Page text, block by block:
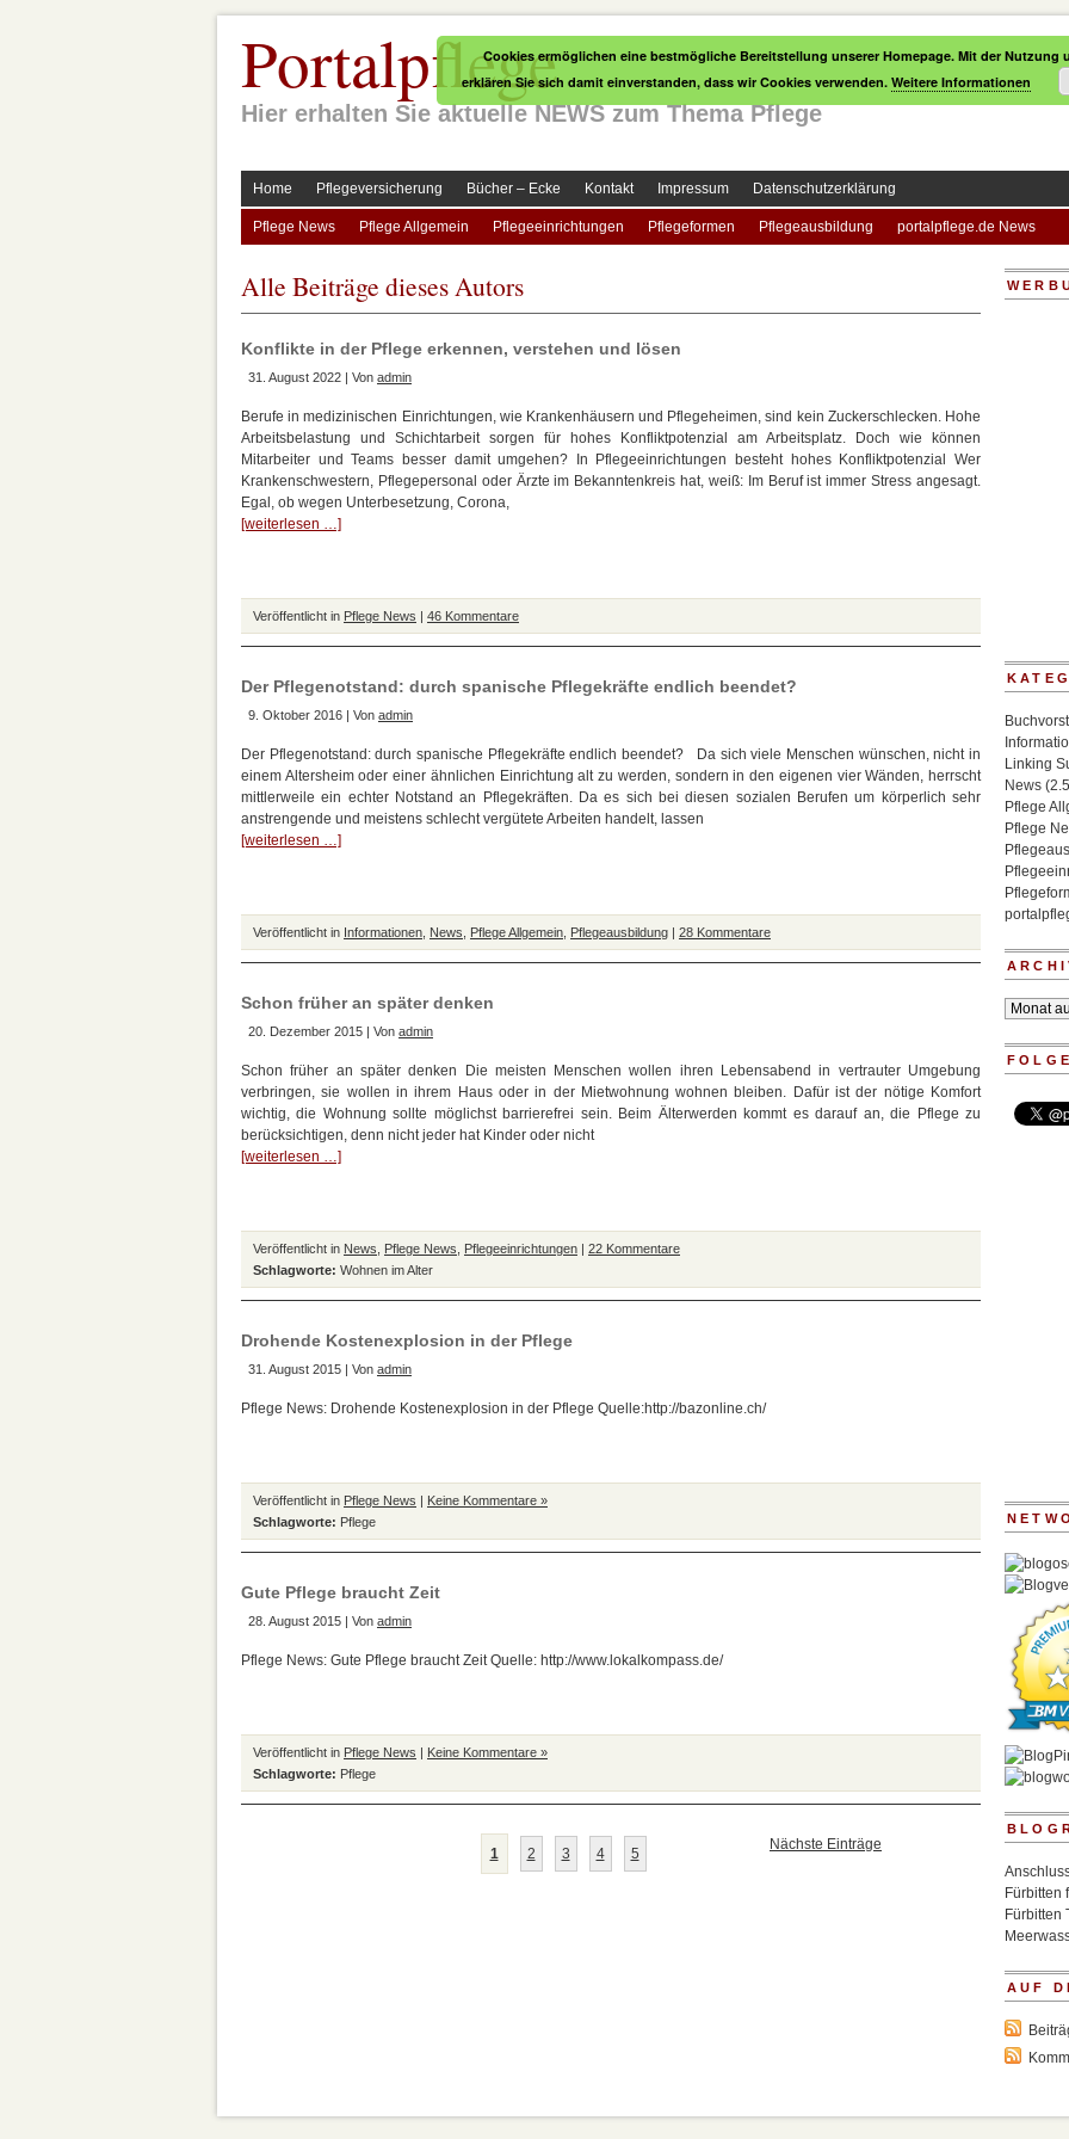
Portalpflege
Hier erhalten Sie aktuelle NEWS zum Thema Pflege
Home Pflegeversicherung Bücher – Ecke Kontakt Impressum Datenschutzerklärung
Pflege News Pflege Allgemein Pflegeeinrichtungen Pflegeformen Pflegeausbildung portalpflege.de News
Alle Beiträge dieses Autors
Konflikte in der Pflege erkennen, verstehen und lösen
31. August 2022 | Von admin
Berufe in medizinischen Einrichtungen, wie Krankenhäusern und Pflegeheimen, sind kein Zuckerschlecken. Hohe
Arbeitsbelastung und Schichtarbeit sorgen für hohes Konfliktpotenzial am Arbeitsplatz. Doch wie können
Mitarbeiter und Teams besser damit umgehen? In Pflegeeinrichtungen besteht hohes Konfliktpotenzial Wer
Krankenschwestern, Pflegepersonal oder Ärzte im Bekanntenkreis hat, weiß: Im Beruf ist immer Stress angesagt.
Egal, ob wegen Unterbesetzung, Corona,
[weiterlesen …]
Veröffentlicht in Pflege News | 46 Kommentare
Der Pflegenotstand: durch spanische Pflegekräfte endlich beendet?
9. Oktober 2016 | Von admin
Der Pflegenotstand: durch spanische Pflegekräfte endlich beendet? Da sich viele Menschen wünschen, nicht in
einem Altersheim oder einer ähnlichen Einrichtung alt zu werden, sondern in den eigenen vier Wänden, herrscht
mittlerweile ein echter Notstand an Pflegekräften. Da es sich bei diesen sozialen Berufen um körperlich sehr
anstrengende und meistens schlecht vergütete Arbeiten handelt, lassen
[weiterlesen …]
Veröffentlicht in Informationen News Pflege Allgemein Pflegeausbildung | 28 Kommentare
Schon früher an später denken
20. Dezember 2015 | Von admin
Schon früher an später denken Die meisten Menschen wollen ihren Lebensabend in vertrauter Umgebung
verbringen, sie wollen in ihrem Haus oder in der Mietwohnung wohnen bleiben. Dafür ist der nötige Komfort
wichtig, die Wohnung sollte möglichst barrierefrei sein. Beim Älterwerden kommt es darauf an, die Pflege zu
berücksichtigen, denn nicht jeder hat Kinder oder nicht
[weiterlesen …]
Veröffentlicht in News Pflege News Pflegeeinrichtungen | 22 Kommentare
Schlagworte: Wohnen im Alter
Drohende Kostenexplosion in der Pflege
31. August 2015 | Von admin
Pflege News: Drohende Kostenexplosion in der Pflege Quelle:http://bazonline.ch/
Veröffentlicht in Pflege News | Keine Kommentare »
Schlagworte: Pflege
Gute Pflege braucht Zeit
28. August 2015 | Von admin
Pflege News: Gute Pflege braucht Zeit Quelle: http://www.lokalkompass.de/
Veröffentlicht in Pflege News | Keine Kommentare »
Schlagworte: Pflege
1 2 3 4 5
Nächste Einträge
Linking
News
Pflege
Pflege
Archiv
Fürbitten
Fürbitten
AUF
Cookies ermöglichen eine bestmögliche Bereitstellung unserer Homepage. Mit der Nutzung
erklären Sie sich damit einverstanden, dass wir Cookies verwenden. Weitere Informationen